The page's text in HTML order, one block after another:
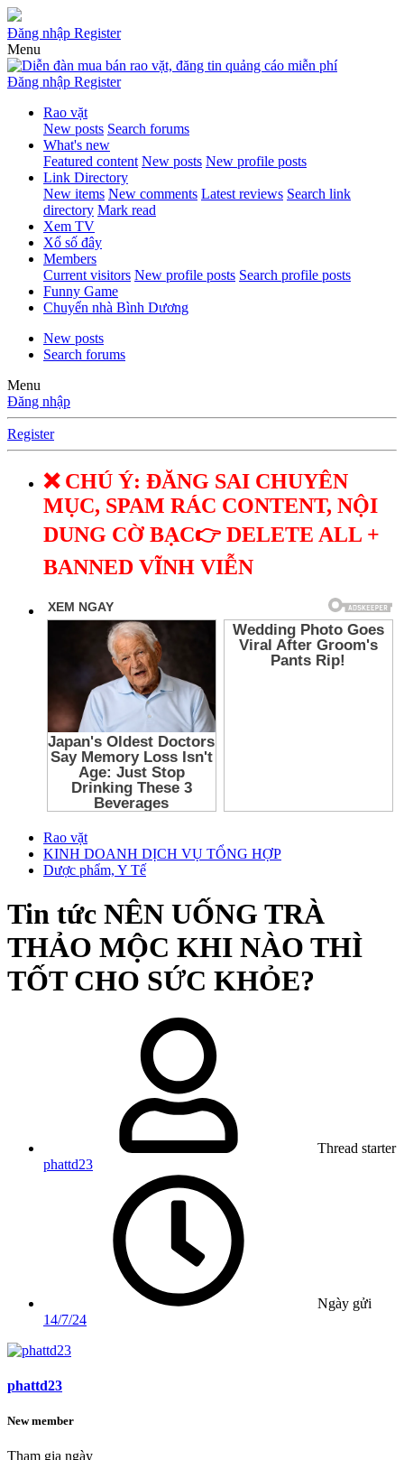
Đăng nhập Register
Menu
Đăng nhập Register
Rao vặt
New posts Search forums
What's new
Featured content New posts New profile posts
Link Directory
New items New comments Latest reviews Search link
directory Mark read
Xem TV
Xổ số đây
Members
Current visitors New profile posts Search profile posts
Funny Game
Chuyển nhà Bình Dương
New posts
Search forums
Menu
Đăng nhập
Register
❌ CHÚ Ý: ĐĂNG SAI CHUYÊN
MỤC, SPAM RÁC CONTENT, NỘI
DUNG CỜ BẠC👉 DELETE ALL +
BANNED VĨNH VIỄN
Rao vặt
KINH DOANH DỊCH VỤ TỔNG HỢP
Dược phẩm, Y Tế
Tin tức NÊN UỐNG TRÀ
THẢO MỘC KHI NÀO THÌ
TỐT CHO SỨC KHỎE?
Thread starter
phattd23
Ngày gửi
14/7/24
phattd23
New member
Tham gia ngày